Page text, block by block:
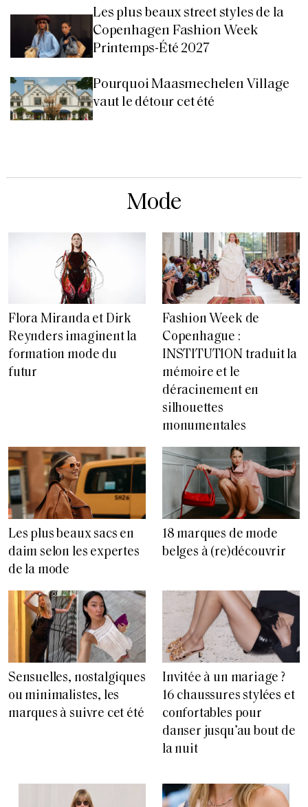
Les plus beaux street styles de la
Copenhagen Fashion Week
Printemps-Été 2027
Pourquoi Maasmechelen Village
vaut le détour cet été
Mode
Flora Miranda et Dirk
Reynders imaginent la
formation mode du
futur
Fashion Week de
Copenhague :
INSTITUTION traduit la
mémoire et le
déracinement en
silhouettes
monumentales
Les plus beaux sacs en
daim selon les expertes
de la mode
18 marques de mode
belges à (re)découvrir
Sensuelles, nostalgiques
ou minimalistes, les
marques à suivre cet été
Invitée à un mariage ?
16 chaussures stylées et
confortables pour
danser jusqu’au bout de
la nuit